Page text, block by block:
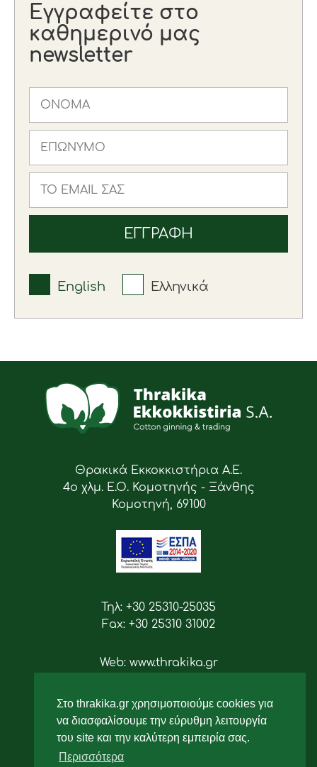
Στο thrakika.gr χρησιμοποιούμε cookies για
να διασφαλίσουμε την εύρυθμη λειτουργία
του site και την καλύτερη εμπειρία σας.
Περισσότερα
Εγγραφείτε στο
καθημερινό μας
newsletter
English Ελληνικά
Θρακικά Εκκοκκιστήρια Α.Ε.
4ο χλμ. Ε.Ο. Κομοτηνής - Ξάνθης
Κομοτηνή, 69100
Τηλ: +30 25310-25035
Fax: +30 25310 31002
Web: www.thrakika.gr
Ακολουθήστε μας